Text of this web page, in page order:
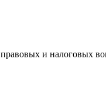
и налоговых